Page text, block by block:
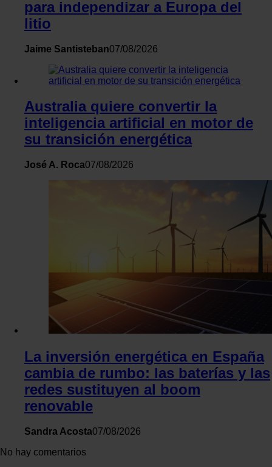
para independizar a Europa del
litio
Jaime Santisteban07/08/2026
Australia quiere convertir la
inteligencia artificial en motor de
su transición energética
José A. Roca07/08/2026
La inversión energética en España
cambia de rumbo: las baterías y las
redes sustituyen al boom
renovable
Sandra Acosta07/08/2026
No hay comentarios